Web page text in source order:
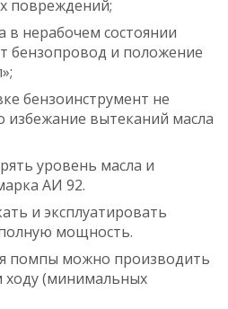
повреждений;
в нерабочем состоянии
бензопровод и положение
бензоинструмент не
избежание вытеканий масла
уровень масла и
AИ 92.
и эксплуатировать
мощность.
помпы можно производить
ходу (минимальных